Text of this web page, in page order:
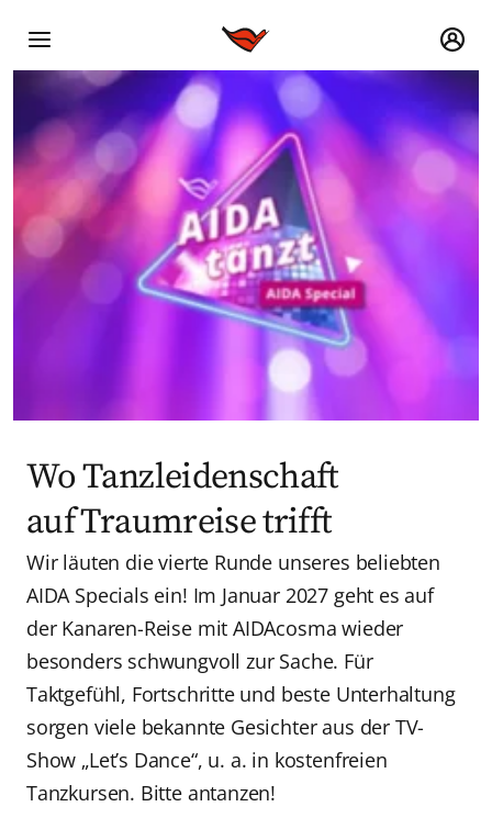
Wo Tanzleidenschaft
auf Traumreise trifft
Wir läuten die vierte Runde unseres beliebten
AIDA Specials ein! Im Januar 2027 geht es auf
der Kanaren-Reise mit AIDAcosma wieder
besonders schwungvoll zur Sache. Für
Taktgefühl, Fortschritte und beste Unterhaltung
sorgen viele bekannte Gesichter aus der TV-
Show „Let’s Dance“, u. a. in kostenfreien
Tanzkursen. Bitte antanzen!